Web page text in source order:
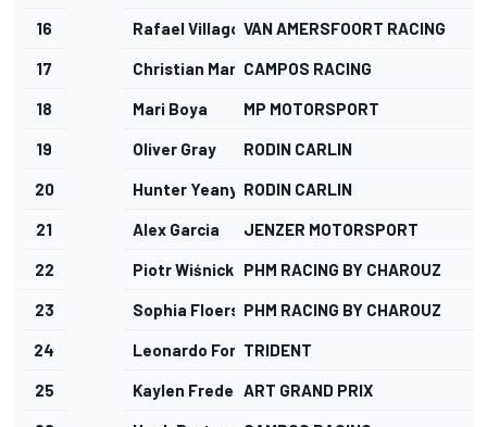
16 Rafael VillagomezVAN AMERSFOORT RACING
17 Christian MansellCAMPOS RACING
18 Mari Boya MP MOTORSPORT
19 Oliver Gray RODIN CARLIN
20 Hunter Yeany RODIN CARLIN
21 Alex Garcia JENZER MOTORSPORT
22 Piotr Wiśnicki PHM RACING BY CHAROUZ
23 Sophia FloerschPHM RACING BY CHAROUZ
24 Leonardo FornaroliTRIDENT
25 Kaylen FrederickART GRAND PRIX